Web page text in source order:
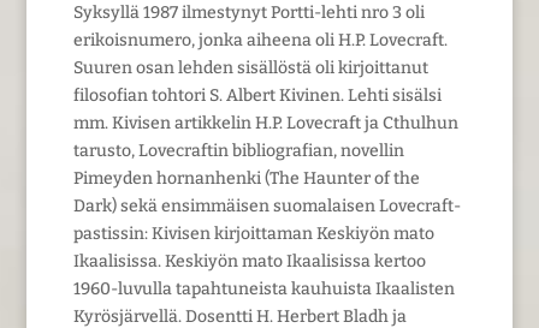
Syksyllä 1987 ilmestynyt Portti-lehti nro 3 oli
erikoisnumero, jonka aiheena oli H.P. Lovecraft.
Suuren osan lehden sisällöstä oli kirjoittanut
filosofian tohtori S. Albert Kivinen. Lehti sisälsi
mm. Kivisen artikkelin H.P. Lovecraft ja Cthulhun
tarusto, Lovecraftin bibliografian, novellin
Pimeyden hornanhenki (The Haunter of the
Dark) sekä ensimmäisen suomalaisen Lovecraft-
pastissin: Kivisen kirjoittaman Keskiyön mato
Ikaalisissa. Keskiyön mato Ikaalisissa kertoo
1960-luvulla tapahtuneista kauhuista Ikaalisten
Kyrösjärvellä. Dosentti H. Herbert Bladh ja